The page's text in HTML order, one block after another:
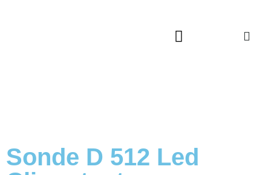
Sonde D 512 Led